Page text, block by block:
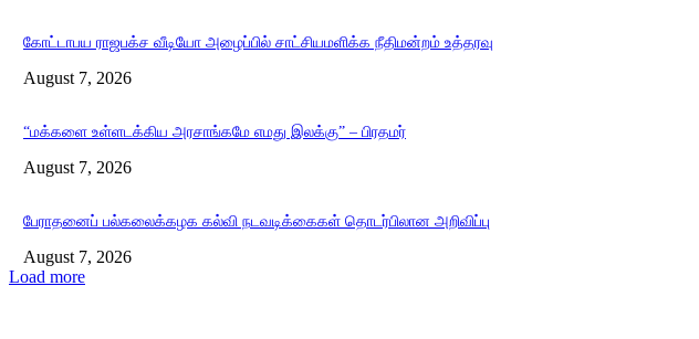
கோட்டாபய ராஜபக்ச வீடியோ அழைப்பில் சாட்சியமளிக்க நீதிமன்றம் உத்தரவு
August 7, 2026
“மக்களை உள்ளடக்கிய அரசாங்கமே எமது இலக்கு” – பிரதமர்
August 7, 2026
பேராதனைப் பல்கலைக்கழக கல்வி நடவடிக்கைகள் தொடர்பிலான அறிவிப்பு
August 7, 2026
Load more